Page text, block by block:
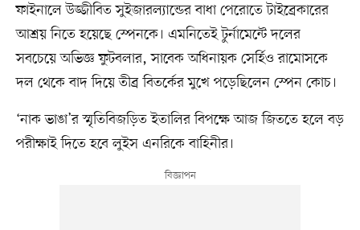
ফাইনালে উজ্জীবিত সুইজারল্যান্ডের বাধা পেরোতে টাইব্রেকারের
আশ্রয় নিতে হয়েছে স্পেনকে। এমনিতেই টুর্নামেন্টে দলের
সবচেয়ে অভিজ্ঞ ফুটবলার, সাবেক অধিনায়ক সের্হিও রামোসকে
দল থেকে বাদ দিয়ে তীব্র বিতর্কের মুখে পড়েছিলেন স্পেন কোচ।
‘নাক ভাঙা’র স্মৃতিবিজড়িত ইতালির বিপক্ষে আজ জিততে হলে বড়
পরীক্ষাই দিতে হবে লুইস এনরিকে বাহিনীর।